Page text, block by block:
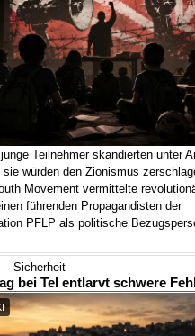
Teilnehmer skandierten unter
sie würden den Zionismus
Movement vermittelte
führenden Propagandisten der
PFLP als politische
-- Sicherheit
bei Tel entlarvt schwere